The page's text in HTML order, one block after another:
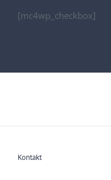
[mc4wp_checkbox]
Kontakt